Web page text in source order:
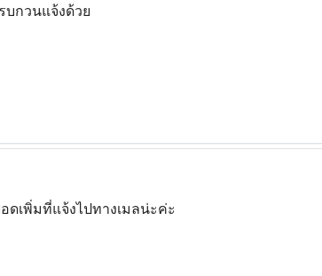
บกวนแจ้งด้วย
เพิ่มที่แจ้งไปทางเมลน่ะค่ะ